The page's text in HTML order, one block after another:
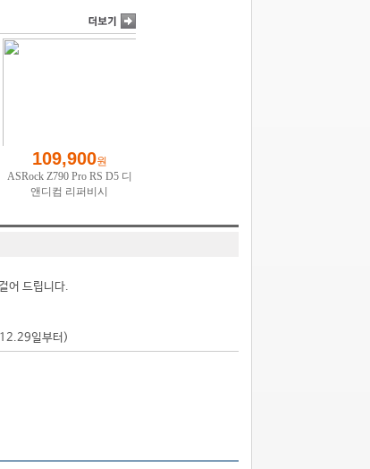
어 드립니다.
일부터)